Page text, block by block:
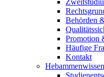
Behörden
Promotion
Häufige
Kontakt